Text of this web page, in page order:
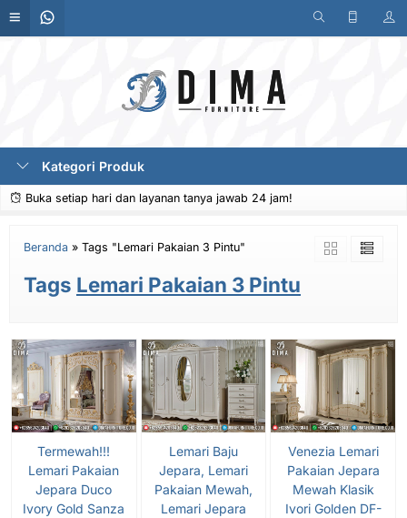
Kategori Produk
Buka setiap hari dan layanan tanya jawab 24 jam!
Beranda » Tags "Lemari Pakaian 3 Pintu"
Tags Lemari Pakaian 3 Pintu
Termewah!!!
Lemari Pakaian
Jepara Duco
Ivory Gold Sanza
Lemari Baju
Jepara, Lemari
Pakaian Mewah,
Lemari Jepara
Venezia Lemari
Pakaian Jepara
Mewah Klasik
Ivori Golden DF-